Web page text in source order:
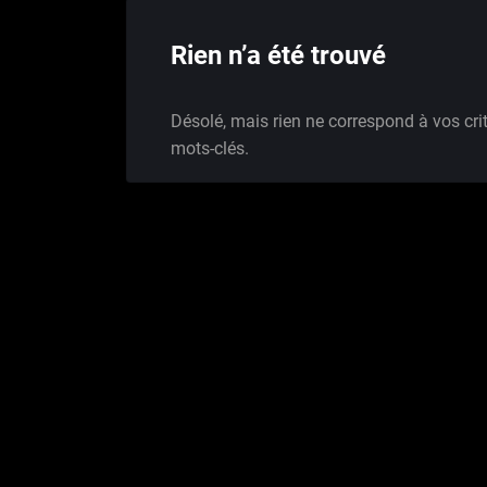
Rien n’a été trouvé
Désolé, mais rien ne correspond à vos
mots-clés.